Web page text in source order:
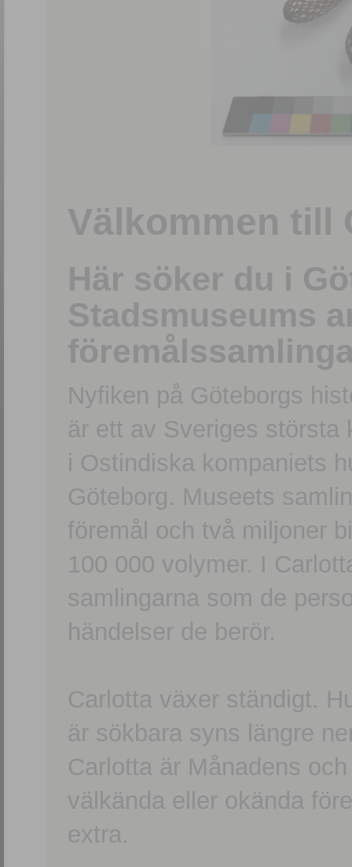
Välkommen till
Här söker du i
Stadsmuseums
Nyfiken på Göteborgs
är ett av Sveriges största
i Ostindiska kompaniets
Göteborg. Museets
föremål och två miljoner
100 000 volymer. I
samlingarna som de
händelser de berör.
Carlotta växer ständigt.
är sökbara syns längre
Carlotta är Månadens
välkända eller okända
extra.